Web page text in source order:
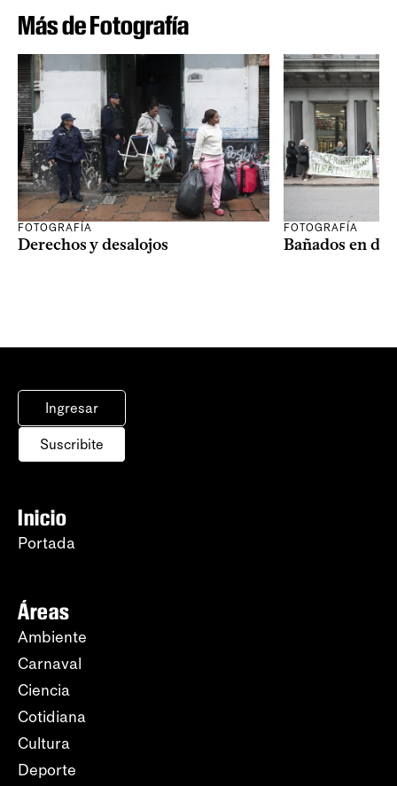
Más de Fotografía
FOTOGRAFÍA
Derechos y desalojos
FOTOGRAFÍA
Bañados en
Ingresar
Suscribite
Inicio
Portada
Áreas
Ambiente
Carnaval
Ciencia
Cotidiana
Cultura
Deporte